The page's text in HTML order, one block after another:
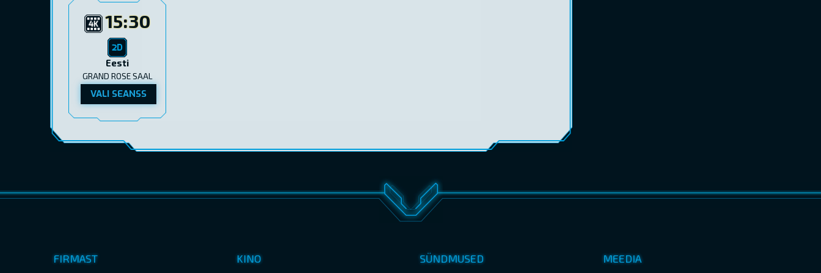
15:30
Eesti
GRAND ROSE SAAL
VALI SEANSS
FIRMAST KINO SÜNDMUSED MEEDIA